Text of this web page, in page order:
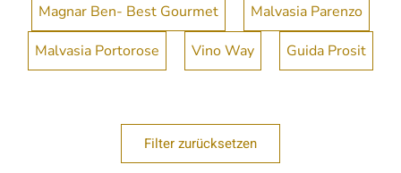
Magnar Ben- Best Gourmet
Malvasia Parenzo
Malvasia Portorose
Vino Way Guida Prosit
Filter zurücksetzen